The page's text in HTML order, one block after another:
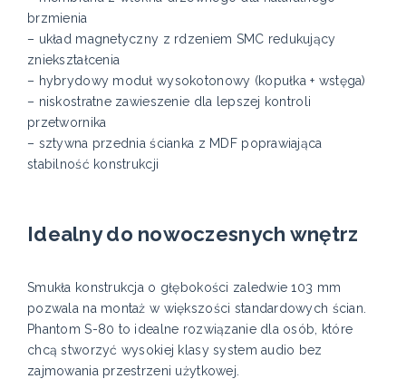
brzmienia
– układ magnetyczny z rdzeniem SMC redukujący
zniekształcenia
– hybrydowy moduł wysokotonowy (kopułka + wstęga)
– niskostratne zawieszenie dla lepszej kontroli
przetwornika
– sztywna przednia ścianka z MDF poprawiająca
stabilność konstrukcji
Idealny do nowoczesnych wnętrz
Smukła konstrukcja o głębokości zaledwie 103 mm
pozwala na montaż w większości standardowych ścian.
Phantom S-80 to idealne rozwiązanie dla osób, które
chcą stworzyć wysokiej klasy system audio bez
zajmowania przestrzeni użytkowej.